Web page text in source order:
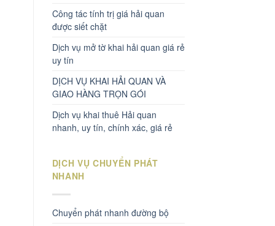
Công tác tính trị giá hải quan
được siết chặt
Dịch vụ mở tờ khai hải quan giá rẻ
uy tín
DỊCH VỤ KHAI HẢI QUAN VÀ
GIAO HÀNG TRỌN GÓI
Dịch vụ khai thuê Hải quan
nhanh, uy tín, chính xác, giá rẻ
DỊCH VỤ CHUYỂN PHÁT
NHANH
Chuyển phát nhanh đường bộ